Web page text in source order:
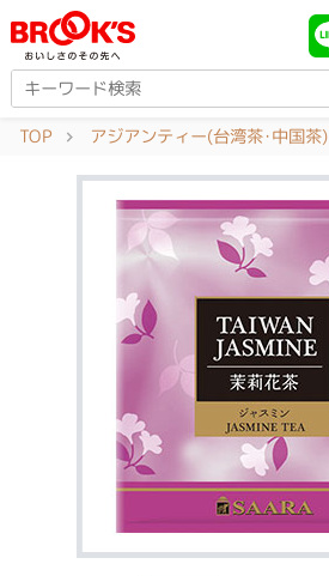
TOP アジアンティー(台湾茶･中国茶)